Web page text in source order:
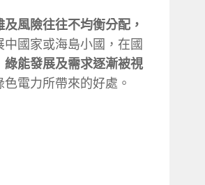
風險往往不均衡分配，
國家或海島小國，在國
綠能發展及需求逐漸被視
電力所帶來的好處。